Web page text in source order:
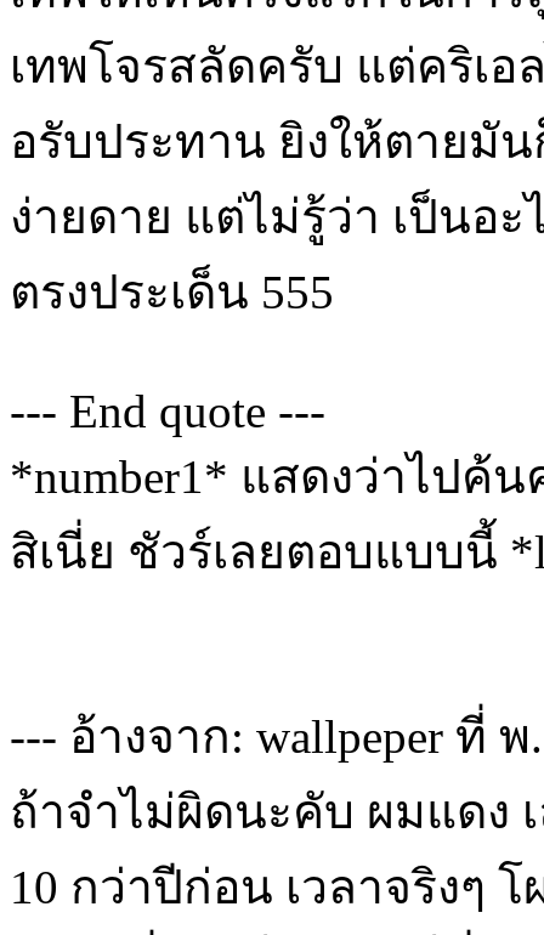
เทพโจรสลัดครับ แต่คริเอ
อรับประทาน ยิงให้ตายมั
ง่ายดาย แต่ไม่รู้ว่า เป็นอ
ตรงประเด็น 555
--- End quote ---
*number1* แสดงว่าไปค้
สิเนี่ย ชัวร์เลยตอบแบบนี้
--- อ้างจาก: wallpeper ที่ พ
ถ้าจำไม่ผิดนะคับ ผมแดง
10 กว่าปีก่อน เวลาจริงๆ